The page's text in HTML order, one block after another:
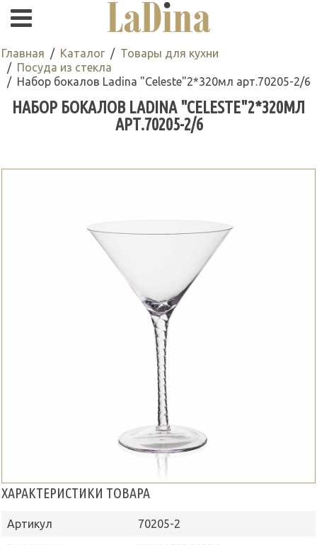
Главная Каталог
Товары для кухни
Посуда из стекла
Набор бокалов Ladina "Celeste"2*320мл арт.70205-2/6
НАБОР БОКАЛОВ LADINA "CELESTE"2*320МЛ
АРТ.70205-2/6
ХАРАКТЕРИСТИКИ ТОВАРА
Артикул
70205-2